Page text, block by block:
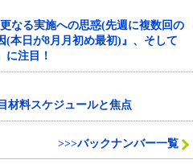
なる実施への思惑(先週に複数回の
(本日が8月月初め最初)』、そして
に注目！
材料スケジュールと焦点
>>>バックナンバー一覧